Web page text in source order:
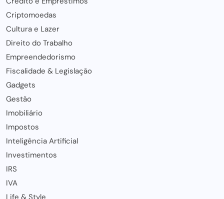
Criptomoedas
Cultura e Lazer
Direito do Trabalho
Empreendedorismo
Fiscalidade & Legislação
Gadgets
Gestão
Imobiliário
Impostos
Inteligência Artificial
Investimentos
IRS
IVA
Life & Style